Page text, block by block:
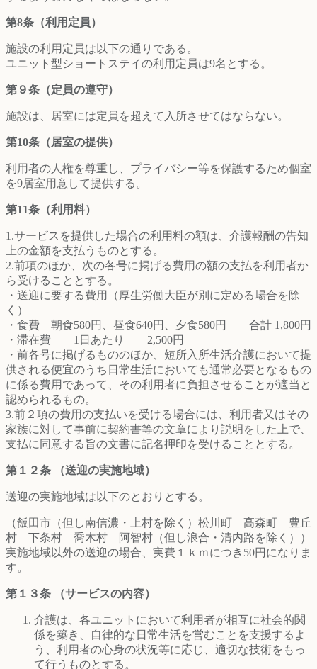
第8条（利用定員）
施設の利用定員は以下の通りである。
ユニット型ショートステイの利用定員は9名とする。
第９条（定員の遵守）
施設は、居室には定員を超えて入所させてはならない。
第10条（居室の提供）
利用者の人権を尊重し、プライバシー等を保護するため個室
を9居室用意して提供する。
第11条（利用料）
1.サービスを提供した場合の利用料の額は、介護報酬の告知
上の金額を支払うものとする。
2.前項のほか、次の各号に掲げる費用の額の支払を利用者か
ら受けることとする。
・送迎に要する費用（厚生労働大臣が別に定める場合を除
く）
・食費 朝食580円、昼食640円、夕食580円 合計 1,800円
・滞在費 1日あたり 2,500円
・前各号に掲げるもののほか、短所入所生活介護において提
供される便宜のうち日常生活においても通常必要となるもの
に係る費用であって、その利用者に負担させることが適当と
認められるもの。
3.前２項の費用の支払いを受ける場合には、利用者又はその
家族に対して事前に契約書等の文章により説明をした上で、
支払に同意する旨の文書に記名押印を受けることとする。
第１２条 （送迎の実施地域）
送迎の実施地域は以下のとおりとする。
（飯田市（但し南信濃・上村を除く）松川町 高森町 豊丘
村 下条村 喬木村 阿智村（但し浪合・清内路を除く））
実施地域以外の送迎の場合、実費１ｋｍにつき50円になりま
す。
第１３条 （サービスの内容）
介護は、各ユニットにおいて利用者が相互に社会的関
係を築き、自律的な日常生活を営むことを支援するよ
う、利用者の心身の状況等に応じ、適切な技術をもっ
て行うものとする。